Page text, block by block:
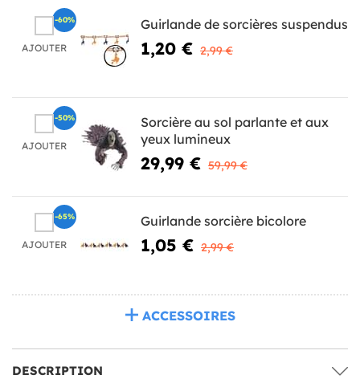
AJOUTER
Guirlande de sorcières suspendus
1,20 € 2,99 €
-60%
AJOUTER
Sorcière au sol parlante et aux
yeux lumineux
29,99 € 59,99 €
-50%
AJOUTER
Guirlande sorcière bicolore
1,05 € 2,99 €
-65%
ACCESSOIRES
DESCRIPTION